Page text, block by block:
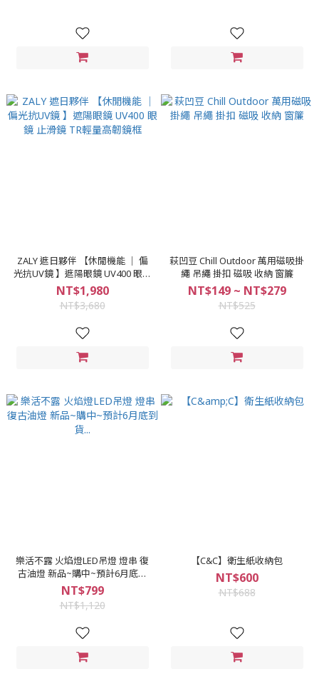
ZALY 遮日夥伴 【休閒機能 │ 偏
光抗UV鏡 】遮陽眼鏡 UV400 眼鏡
止滑鏡 TR輕量高韌鏡框
NT$1,980
NT$3,680
萩凹豆 Chill Outdoor 萬用磁吸掛
繩 吊繩 掛扣 磁吸 收納 窗簾
NT$149 ~ NT$279
NT$525
樂活不露 火焰燈LED吊燈 燈串 復
古油燈 新品~購中~預計6月底到
貨...
NT$799
NT$1,120
【C&C】衛生紙收納包
NT$600
NT$688